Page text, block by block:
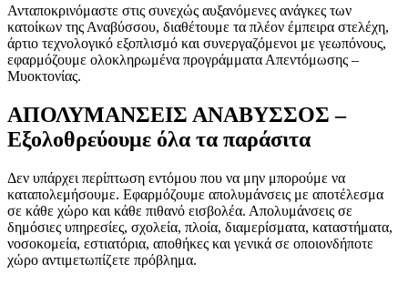
Ανταποκρινόμαστε στις συνεχώς αυξανόμενες ανάγκες των
κατοίκων της Αναβύσσου, διαθέτουμε τα πλέον έμπειρα στελέχη,
άρτιο τεχνολογικό εξοπλισμό και συνεργαζόμενοι με γεωπόνους,
εφαρμόζουμε ολοκληρωμένα προγράμματα Απεντόμωσης –
Μυοκτονίας.
ΑΠΟΛΥΜΑΝΣΕΙΣ ΑΝΑΒΥΣΣΟΣ –
Εξολοθρεύουμε όλα τα παράσιτα
Δεν υπάρχει περίπτωση εντόμου που να μην μπορούμε να
καταπολεμήσουμε. Εφαρμόζουμε απολυμάνσεις με αποτέλεσμα
σε κάθε χώρο και κάθε πιθανό εισβολέα. Απολυμάνσεις σε
δημόσιες υπηρεσίες, σχολεία, πλοία, διαμερίσματα, καταστήματα,
νοσοκομεία, εστιατόρια, αποθήκες και γενικά σε οποιονδήποτε
χώρο αντιμετωπίζετε πρόβλημα.